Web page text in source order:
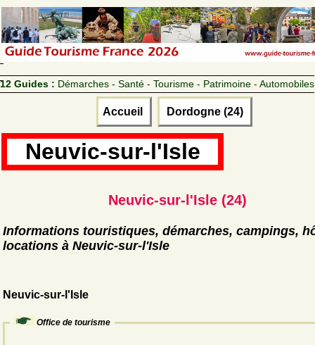
12 Guides : Démarches - Santé - Tourisme - Patrimoine - Automobiles
Accueil Dordogne (24)
Neuvic-sur-l'Isle
Neuvic-sur-l'Isle (24)
Informations touristiques, démarches, campings,
locations à Neuvic-sur-l'Isle
Neuvic-sur-l'Isle
Office de tourisme